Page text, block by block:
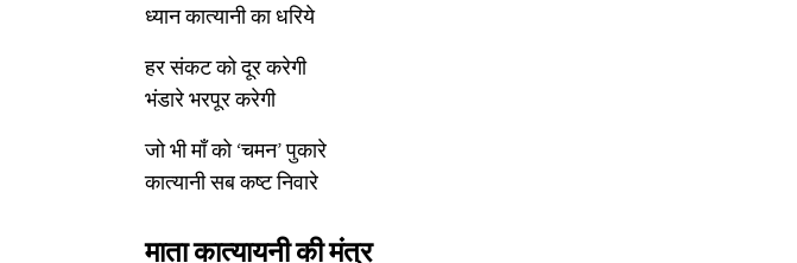
ध्यान कात्यानी का धरिये
हर संकट को दूर करेगी
भंडारे भरपूर करेगी
जो भी माँ को ‘चमन’ पुकारे
कात्यानी सब कष्ट निवारे
माता कात्यायनी की मंत्र